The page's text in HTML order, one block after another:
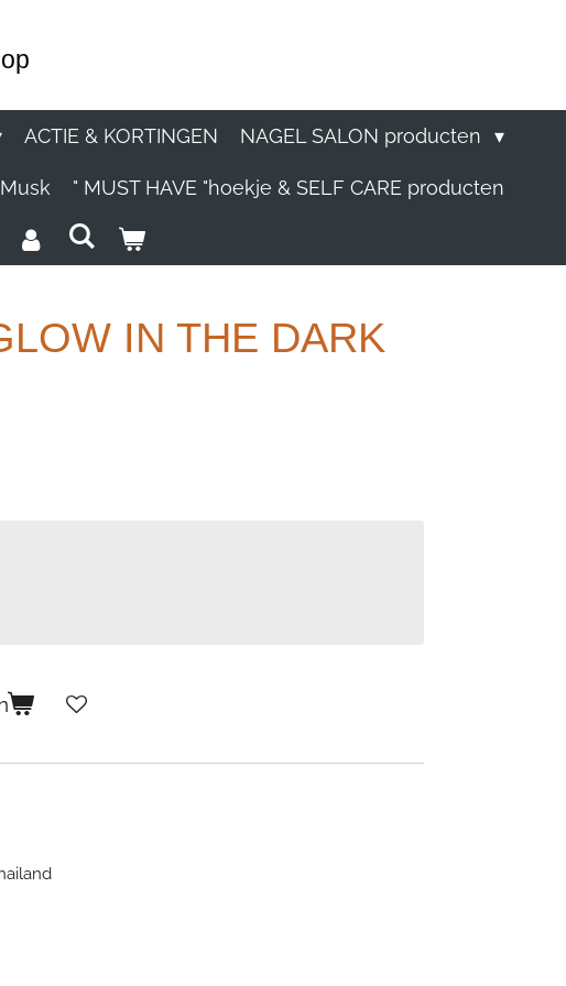
ACTIE & KORTINGEN NAGEL SALON producten
" MUST HAVE "hoekje & SELF CARE producten
IN THE DARK